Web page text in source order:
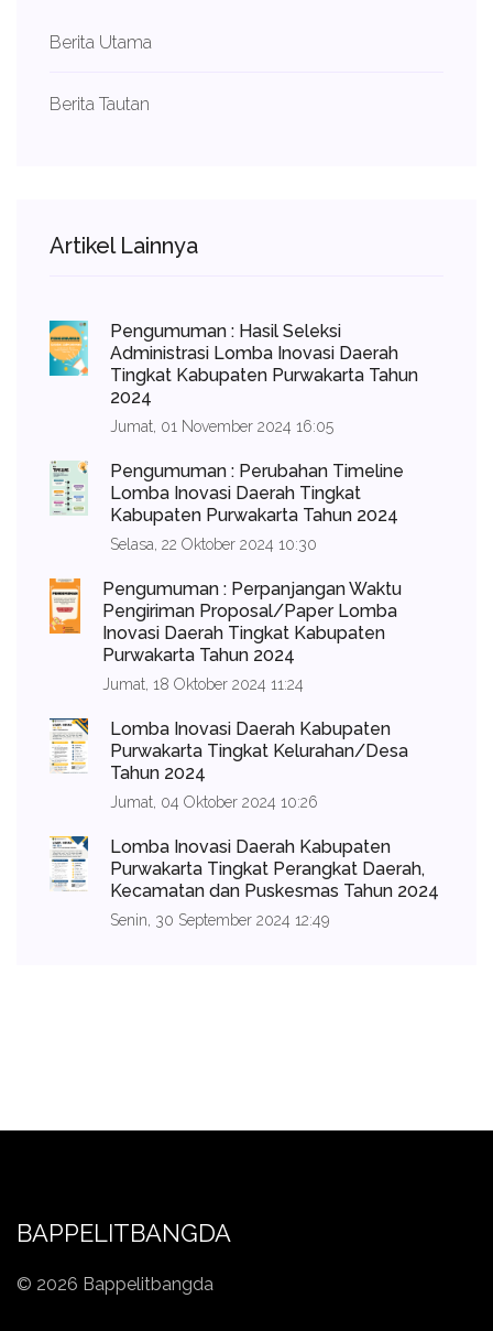
Berita Utama
Berita Tautan
Artikel Lainnya
Pengumuman : Hasil Seleksi
Administrasi Lomba Inovasi Daerah
Tingkat Kabupaten Purwakarta Tahun
2024
Jumat, 01 November 2024 16:05
Pengumuman : Perubahan Timeline
Lomba Inovasi Daerah Tingkat
Kabupaten Purwakarta Tahun 2024
Selasa, 22 Oktober 2024 10:30
Pengumuman : Perpanjangan Waktu
Pengiriman Proposal/Paper Lomba
Inovasi Daerah Tingkat Kabupaten
Purwakarta Tahun 2024
Jumat, 18 Oktober 2024 11:24
Lomba Inovasi Daerah Kabupaten
Purwakarta Tingkat Kelurahan/Desa
Tahun 2024
Jumat, 04 Oktober 2024 10:26
Lomba Inovasi Daerah Kabupaten
Purwakarta Tingkat Perangkat Daerah,
Kecamatan dan Puskesmas Tahun 2024
Senin, 30 September 2024 12:49
BAPPELITBANGDA
© 2026 Bappelitbangda